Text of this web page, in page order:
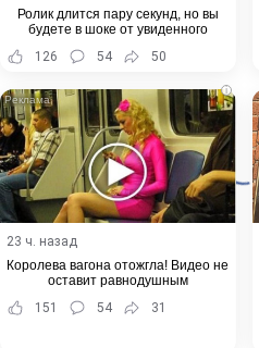
Ролик длится пару секунд, но вы
будете в шоке от увиденного
126
54 50
i
23 ч. назад
Королева вагона отожгла! Видео не
оставит равнодушным
151
54 31